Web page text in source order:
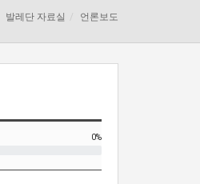
발레단 자료실 언론보도
0%